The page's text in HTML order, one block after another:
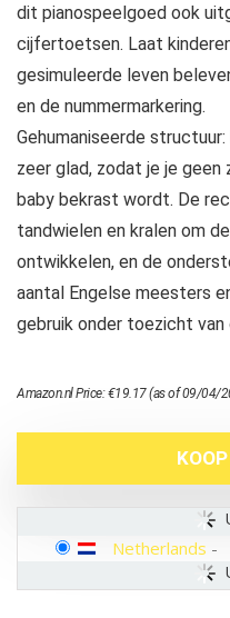
dit pianospeelgoed ook
cijfertoetsen. Laat
gesimuleerde leven
en de nummermarkering.
Gehumaniseerde
zeer glad, zodat je je
baby bekrast wordt. De
tandwielen en kralen om
ontwikkelen, en de
aantal Engelse meesters
gebruik onder toezicht van
Amazon.nl Price:€19.17(as of 09/04/
Netherlands -